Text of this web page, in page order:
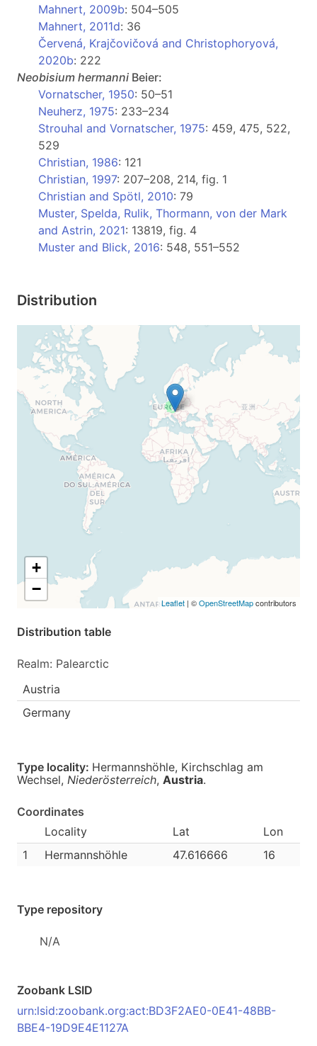
Mahnert, 2009b: 504–505
Mahnert, 2011d: 36
Červená, Krajčovičová and Christophoryová,
2020b: 222
Neobisium hermanni Beier:
Vornatscher, 1950: 50–51
Neuherz, 1975: 233–234
Strouhal and Vornatscher, 1975: 459, 475, 522,
529
Christian, 1986: 121
Christian, 1997: 207–208, 214, fig. 1
Christian and Spötl, 2010: 79
Muster, Spelda, Rulik, Thormann, von der Mark
and Astrin, 2021: 13819, fig. 4
Muster and Blick, 2016: 548, 551–552
Distribution
+
−
Leaflet | ©OpenStreetMapcontributors
Distribution table
Realm: Palearctic
Austria
Germany
Type locality: Hermannshöhle, Kirchschlag am
Wechsel, Niederösterreich, Austria.
Coordinates
Locality
Lat
Lon
1
Hermannshöhle 47.616666 16
Type repository
N/A
Zoobank LSID
urn:lsid:zoobank.org:act:BD3F2AE0-0E41-48BB-
BBE4-19D9E4E1127A